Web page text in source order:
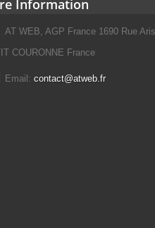
Information
AT WEB, AGP France 1690 Rue
COURONNE France
Email: contact@atweb.fr